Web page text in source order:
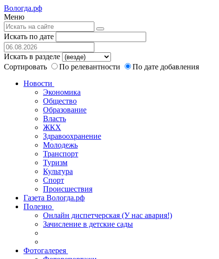
Вологда.рф
Меню
Искать по дате
Искать в разделе
Сортировать
По релевантности
По дате добавления
Новости
Экономика
Общество
Образование
Власть
ЖКХ
Здравоохранение
Молодежь
Транспорт
Туризм
Культура
Спорт
Происшествия
Газета Вологда.рф
Полезно
Онлайн диспетчерская (У нас авария!)
Зачисление в детские сады
Фотогалерея